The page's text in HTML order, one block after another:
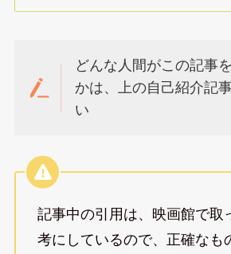
どんな人間がこの記事
かは、上の自己紹介記
い
記事中の引用は、映画館で取
考にしているので、正確なも